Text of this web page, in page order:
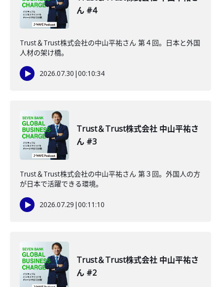
ん #4
Trust＆Trust株式会社の中山平祐さん 第４回。日本と外国
人材の架け橋。
2026.07.30 |00:10:34
Trust＆Trust株式会社 中山平祐さ
ん #3
Trust＆Trust株式会社の中山平祐さん 第３回。外国人の方
が日本で活躍できる環境。
2026.07.29 |00:11:10
Trust＆Trust株式会社 中山平祐さ
ん #2